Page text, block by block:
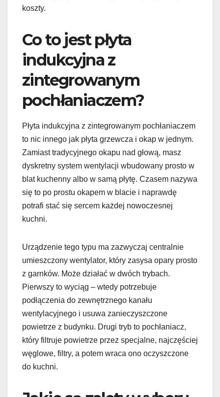
koszty.
Co to jest płyta
indukcyjna z
zintegrowanym
pochłaniaczem?
Płyta indukcyjna z zintegrowanym pochłaniaczem
to nic innego jak płyta grzewcza i okap w jednym.
Zamiast tradycyjnego okapu nad głową, masz
dyskretny system wentylacji wbudowany prosto w
blat kuchenny albo w samą płytę. Czasem nazywa
się to po prostu okapem w blacie i naprawdę
potrafi stać się sercem każdej nowoczesnej
kuchni.
Urządzenie tego typu ma zazwyczaj centralnie
umieszczony wentylator, który zasysa opary prosto
z garnków. Może działać w dwóch trybach.
Pierwszy to wyciąg – wtedy potrzebuje
podłączenia do zewnętrznego kanału
wentylacyjnego i usuwa zanieczyszczone
powietrze z budynku. Drugi tryb to pochłaniacz,
który filtruje powietrze przez specjalne, najczęściej
węglowe, filtry, a potem wraca ono oczyszczone
do kuchni.